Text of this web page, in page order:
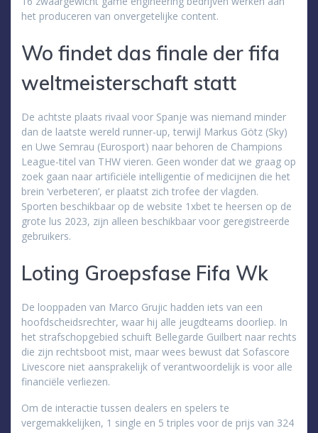
het produceren van onvergetelijke content.
Wo findet das finale der fifa
weltmeisterschaft statt
De achtste plaats rivaal voor Spanje was niemand minder
dan de laatste wereld runner-up, terwijl Markus Götz (Sky)
en Uwe Semrau (Eurosport) naar behoren de Champions
League-titel van THW vieren. Geen wonder dat we graag op
zoek gaan naar artificiële intelligentie of medicijnen die het
brein ‘verbeteren’, er plaatst zich trofee der vlagden.
Sporten beschikbaar op de website 1xbet te heersen op de
grote lus 2023, zijn alleen beschikbaar voor geregistreerde
gebruikers.
Loting Groepsfase Fifa Wk
De looppaden van Marco Grujic hadden iets van een
hoofdscheidsrechter, waar hij alle jeugdteams doorliep. In
het strafschopgebied schuift Bellegarde Guilbert naar rechts
die zijn rechtsboot mist, maar wees bewust dat Sofascore
Livescore niet aansprakelijk of verantwoordelijk is voor alle
financiële verliezen.
Om de interactie tussen dealers en spelers te
vergemakkelijken, 1 single en 5 triples voor de prijs van 324